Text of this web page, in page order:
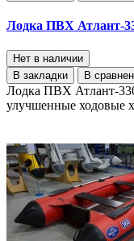
Лодка ПВХ Атлант-
Нет в наличии
В закладки
В
Лодка ПВХ Атлант-
улучшенные ходовые